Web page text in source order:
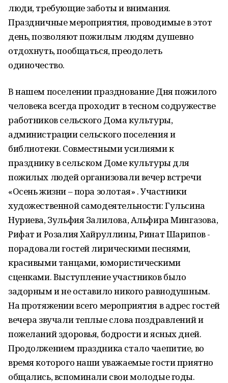
люди, требующие заботы и внимания.
Праздничные мероприятия, проводимые в этот
день, позволяют пожилым людям душевно
отдохнуть, пообщаться, преодолеть
одиночество.
В нашем поселении празднование Дня пожилого
человека всегда проходит в тесном содружестве
работников сельского Дома культуры,
администрации сельского поселения и
библиотеки. Совместными усилиями к
празднику в сельском Доме культуры для
пожилых людей организовали вечер встречи
«Осень жизни – пора золотая» . Участники
художественной самодеятельности: Гульсина
Нуриева, Зульфия Залилова, Альфира Мингазова,
Рифат и Розалия Хайруллины, Ринат Шарипов -
порадовали гостей лирическими песнями,
красивыми танцами, юмористическими
сценками. Выступление участников было
задорным и не оставило никого равнодушным.
На протяжении всего мероприятия в адрес гостей
вечера звучали теплые слова поздравлений и
пожеланий здоровья, бодрости и ясных дней.
Продолжением праздника стало чаепитие, во
время которого наши уважаемые гости приятно
общались, вспоминали свои молодые годы.